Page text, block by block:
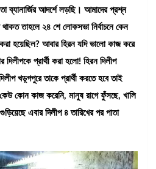
ব্যানার্জির আদর্শে লড়ছি। আমাদের প্রশ্ন
তাহলে ২৪ শে লোকসভা নির্বাচনে কেন
করা হয়েছিল? আবার হিরন যদি ভালো কাজ করে
প্রার্থী করা হলো! হিরন দিলীপ
খড়্গপুরে তাকে প্রার্থী করতে হবে তাই
কেউ কোন কাজ করেনি, মানুষ রাগে ফুঁসছে, খালি
এবার দিলীপ ৪ তারিখের পর পাতা